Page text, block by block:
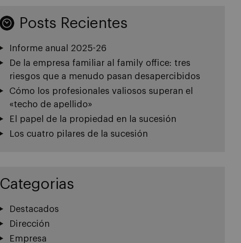
Posts Recientes
Informe anual 2025-26
De la empresa familiar al family office: tres
riesgos que a menudo pasan desapercibidos
Cómo los profesionales valiosos superan el
«techo de apellido»
El papel de la propiedad en la sucesión
Los cuatro pilares de la sucesión
Categorias
Destacados
Dirección
Empresa